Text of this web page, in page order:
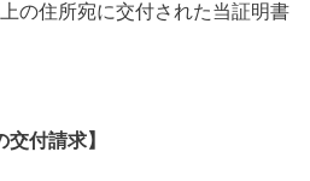
の住所宛に交付された当証明書
付請求】